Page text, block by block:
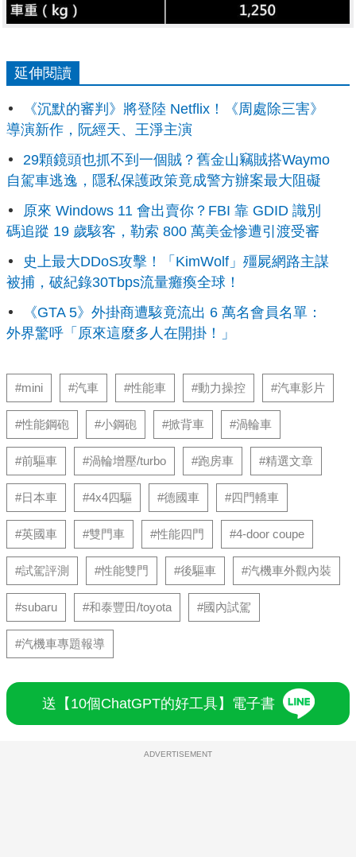
延伸閱讀
《沉默的審判》將登陸 Netflix！《周處除三害》
導演新作，阮經天、王淨主演
29顆鏡頭也抓不到一個賊？舊金山竊賊搭Waymo
自駕車逃逸，隱私保護政策竟成警方辦案最大阻礙
原來 Windows 11 會出賣你？FBI 靠 GDID 識別
碼追蹤 19 歲駭客，勒索 800 萬美金慘遭引渡受審
史上最大DDoS攻擊！「KimWolf」殭屍網路主謀
被捕，破紀錄30Tbps流量癱瘓全球！
《GTA 5》外掛商遭駭竟流出 6 萬名會員名單：
外界驚呼「原來這麼多人在開掛！」
#mini #汽車 #性能車 #動力操控 #汽車影片
#性能鋼砲 #小鋼砲 #掀背車 #渦輪車
#前驅車 #渦輪增壓/turbo #跑房車 #精選文章
#日本車 #4x4四驅 #德國車 #四門轎車
#英國車 #雙門車 #性能四門 #4-door coupe
#試駕評測 #性能雙門 #後驅車 #汽機車外觀內裝
#subaru #和泰豐田/toyota #國內試駕
#汽機車專題報導
送【10個ChatGPT的好工具】電子書
ADVERTISEMENT